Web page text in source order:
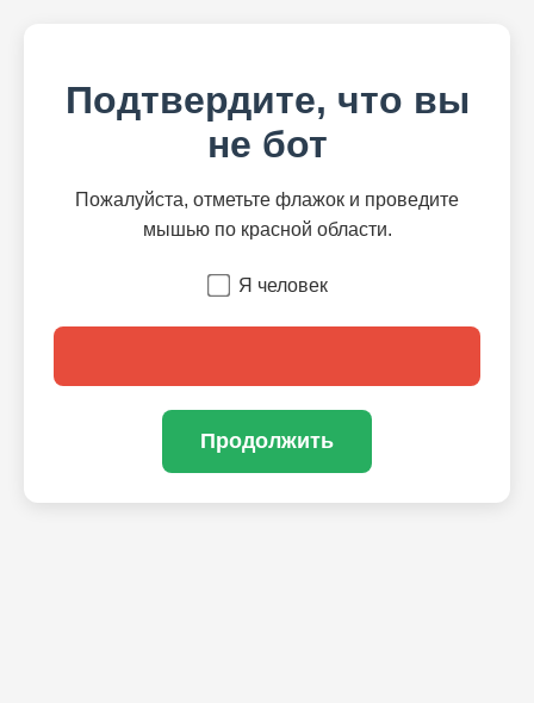
Подтвердите, что вы
не бот
Пожалуйста, отметьте флажок и проведите
мышью по красной области.
Я человек
Продолжить